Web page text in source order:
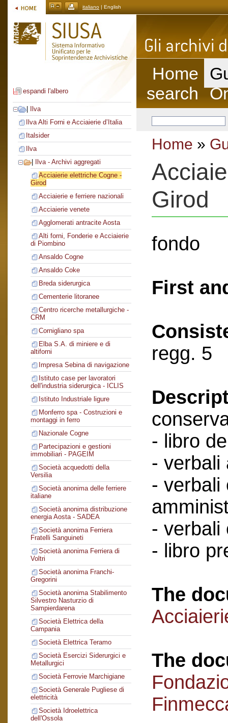
italiano | English
espandi l'albero
Ilva
Ilva Alti Forni e Acciaierie d’Italia
Italsider
Ilva
Ilva - Archivi aggregati
Acciaierie elettriche Cogne -
Girod
Acciaierie e ferriere nazionali
Acciaierie venete
Agglomerati antracite Aosta
Alti forni, Fonderie e Acciaierie
di Piombino
Ansaldo Cogne
Ansaldo Coke
Breda siderurgica
Cementerie litoranee
Centro ricerche metallurgiche -
CRM
Cornigliano spa
Elba S.A. di miniere e di
altiforni
Impresa Sebina di navigazione
Istituto case per lavoratori
dell'industria siderurgica - ICLIS
Istituto Industriale ligure
Monferro spa - Costruzioni e
montaggi in ferro
Nazionale Cogne
Partecipazioni e gestioni
immobiliari - PAGEIM
Società acquedotti della
Versilia
Società anonima delle ferriere
italiane
Società anonima distribuzione
energia Aosta - SADEA
Società anonima Ferriera
Fratelli Sanguineti
Società anonima Ferriera di
Voltri
Società anonima Franchi-
Gregorini
Società anonima Stabilimento
Silvestro Nasturzio di
Sampierdarena
Società Elettrica della
Campania
Società Elettrica Teramo
Società Esercizi Siderurgici e
Metallurgici
Società Ferrovie Marchigiane
Società Generale Pugliese di
elettricità
Società Idroelettrica
dell'Ossola
Home
search
Home »
Girod
fondo
First
regg. 5
- libro
- verbali
- verbali
- verbali
- libro
The
The